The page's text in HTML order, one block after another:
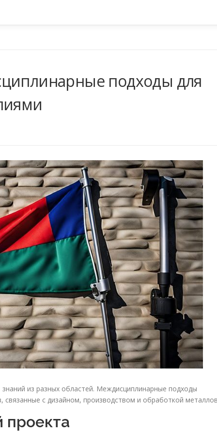
подходы для
из разных областей. Междисциплинарные подходы
с дизайном, производством и обработкой
проекта